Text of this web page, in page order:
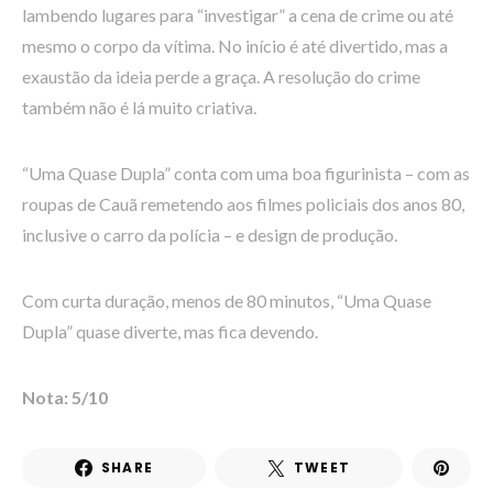
lambendo lugares para “investigar” a cena de crime ou até
mesmo o corpo da vítima. No início é até divertido, mas a
exaustão da ideia perde a graça. A resolução do crime
também não é lá muito criativa.
“Uma Quase Dupla” conta com uma boa figurinista – com as
roupas de Cauã remetendo aos filmes policiais dos anos 80,
inclusive o carro da polícia – e design de produção.
Com curta duração, menos de 80 minutos, “Uma Quase
Dupla” quase diverte, mas fica devendo.
Nota: 5/10
SHARE TWEET